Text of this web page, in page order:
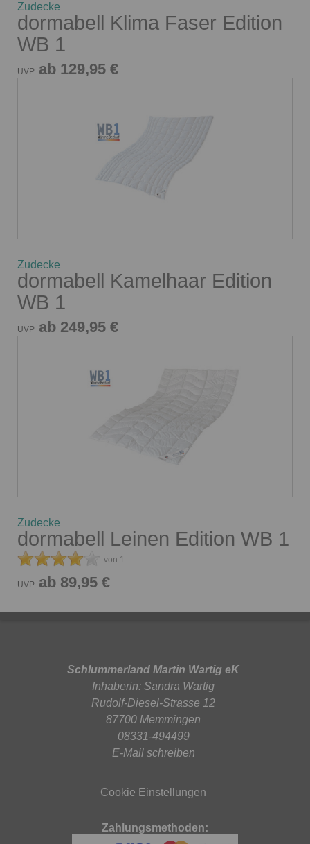
Zudecke
dormabell Klima Faser Edition
WB 1
UVP ab 129,95 €
Zudecke
dormabell Kamelhaar Edition
WB 1
UVP ab 249,95 €
Zudecke
dormabell Leinen Edition WB 1
von 1
UVP ab 89,95 €
Schlummerland Martin Wartig eK
Inhaberin: Sandra Wartig
Rudolf-Diesel-Strasse 12
87700 Memmingen
08331-494499
E-Mail schreiben
Cookie Einstellungen
Zahlungsmethoden: